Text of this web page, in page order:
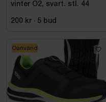
vinter O2, svart. stl. 44
200 kr · 5 bud
Oanvänd